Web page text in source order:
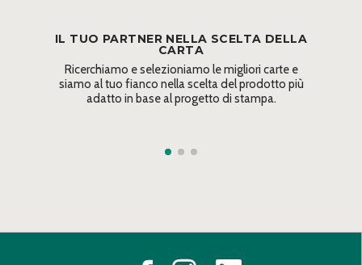
IL TUO PARTNER NELLA SCELTA DELLA
CARTA
Ricerchiamo e selezioniamo le migliori carte e
siamo al tuo fianco nella scelta del prodotto più
adatto in base al progetto di stampa.